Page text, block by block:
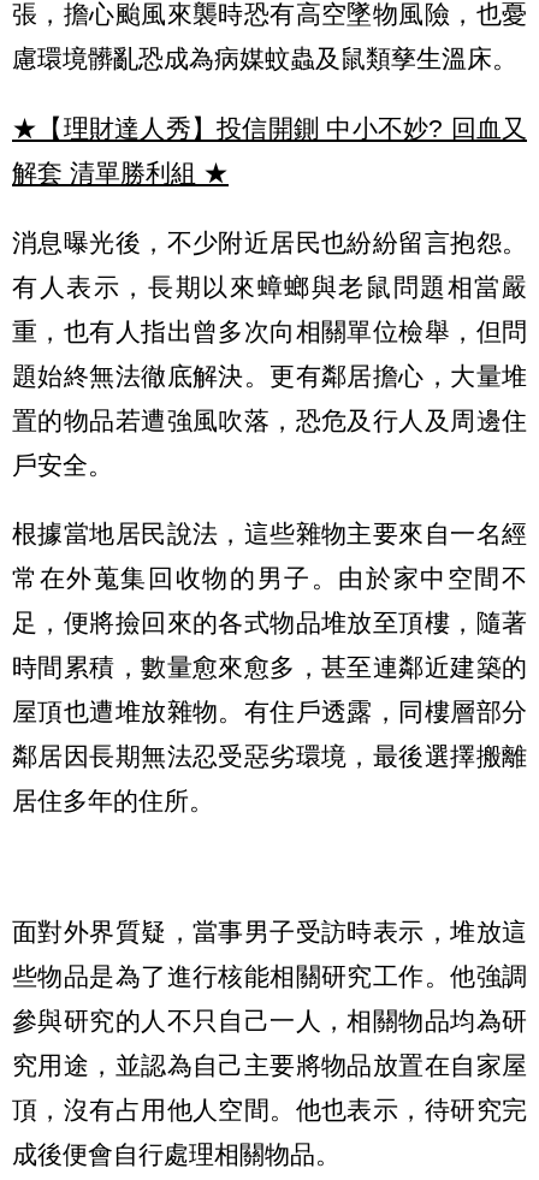
張，擔心颱風來襲時恐有高空墜物風險，也憂
慮環境髒亂恐成為病媒蚊蟲及鼠類孳生溫床。
★【理財達人秀】投信開鍘 中小不妙? 回血又
解套 清單勝利組 ★
消息曝光後，不少附近居民也紛紛留言抱怨。
有人表示，長期以來蟑螂與老鼠問題相當嚴
重，也有人指出曾多次向相關單位檢舉，但問
題始終無法徹底解決。更有鄰居擔心，大量堆
置的物品若遭強風吹落，恐危及行人及周邊住
戶安全。
根據當地居民說法，這些雜物主要來自一名經
常在外蒐集回收物的男子。由於家中空間不
足，便將撿回來的各式物品堆放至頂樓，隨著
時間累積，數量愈來愈多，甚至連鄰近建築的
屋頂也遭堆放雜物。有住戶透露，同樓層部分
鄰居因長期無法忍受惡劣環境，最後選擇搬離
居住多年的住所。
面對外界質疑，當事男子受訪時表示，堆放這
些物品是為了進行核能相關研究工作。他強調
參與研究的人不只自己一人，相關物品均為研
究用途，並認為自己主要將物品放置在自家屋
頂，沒有占用他人空間。他也表示，待研究完
成後便會自行處理相關物品。